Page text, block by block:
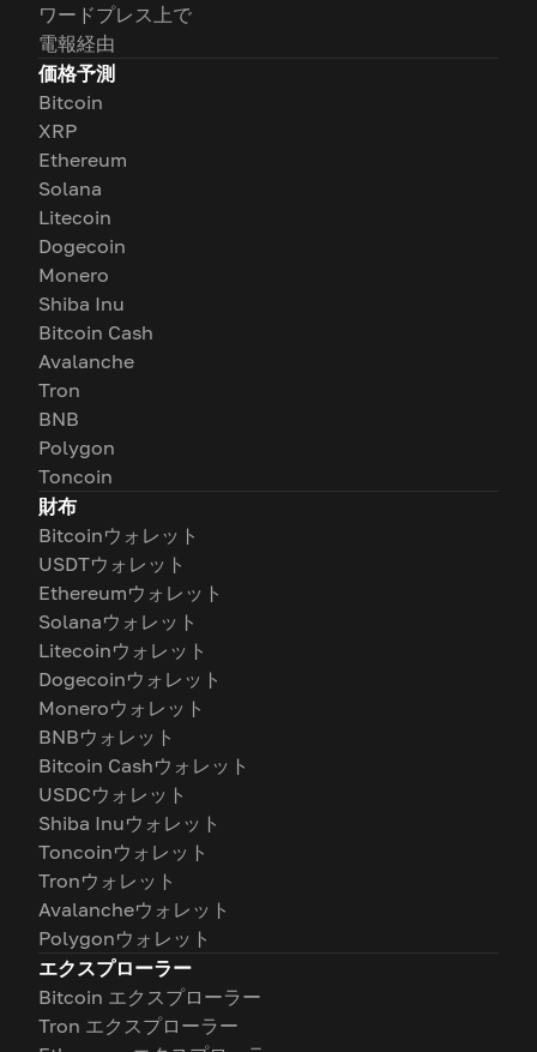
ワードプレス上で
電報経由
価格予測
Bitcoin
XRP
Ethereum
Solana
Litecoin
Dogecoin
Monero
Shiba Inu
Bitcoin Cash
Avalanche
Tron
BNB
Polygon
Toncoin
財布
Bitcoinウォレット
USDTウォレット
Ethereumウォレット
Solanaウォレット
Litecoinウォレット
Dogecoinウォレット
Moneroウォレット
BNBウォレット
Bitcoin Cashウォレット
USDCウォレット
Shiba Inuウォレット
Toncoinウォレット
Tronウォレット
Avalancheウォレット
Polygonウォレット
エクスプローラー
Bitcoin エクスプローラー
Tron エクスプローラー